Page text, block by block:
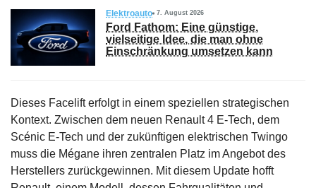
Elektroauto 7. August 2026
Ford Fathom: Eine günstige,
vielseitige Idee, die man ohne
Einschränkung umsetzen kann
Dieses Facelift erfolgt in einem speziellen strategischen
Kontext. Zwischen dem neuen Renault 4 E-Tech, dem
Scénic E-Tech und der zukünftigen elektrischen Twingo
muss die Mégane ihren zentralen Platz im Angebot des
Herstellers zurückgewinnen. Mit diesem Update hofft